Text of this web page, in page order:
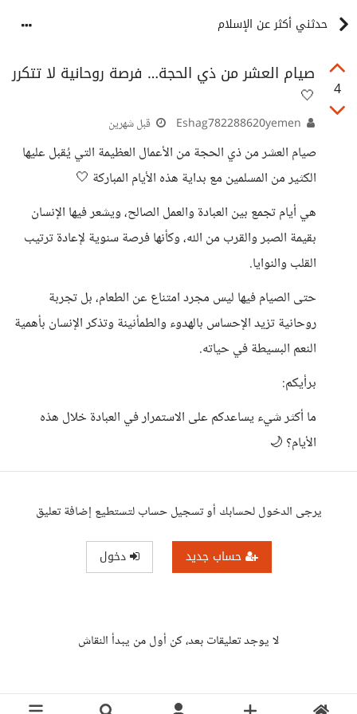
حدثني أكثر عن الإسلام
4
صيام العشر من ذي الحجة… فرصة روحانية لا تتكرر
🤍
قبل شهرين
صيام العشر من ذي الحجة من الأعمال العظيمة التي يُقبل عليها
الكثير من المسلمين مع بداية هذه الأيام المباركة 🤍
هي أيام تجمع بين العبادة والعمل الصالح، ويشعر فيها الإنسان
بقيمة الصبر والقرب من الله، وكأنها فرصة سنوية لإعادة ترتيب
القلب والنوايا.
حتى الصيام فيها ليس مجرد امتناع عن الطعام، بل تجربة
روحانية تزيد الإحساس بالهدوء والطمأنينة وتذكر الإنسان بأهمية
النعم البسيطة في حياته.
برأيكم:
ما أكثر شيء يساعدكم على الاستمرار في العبادة خلال هذه
الأيام؟ 🌙
يرجى الدخول لحسابك أو تسجيل حساب لتستطيع إضافة تعليق
حساب جديد دخول
لا يوجد تعليقات بعد، كن أول من يبدأ النقاش